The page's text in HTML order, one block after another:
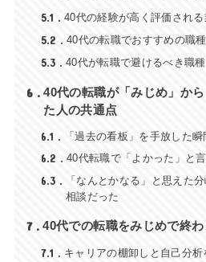
5.1 40代の経験が高く評価され
5.2 40代の転職でおすすめの職
5.3 40代が転職で避けるべき職
6
40代の転職が「みじめ」か
た人の共通点
6.1 「過去の看板」を手放した
6.2 40代転職で「よかった」と
6.3
「なんとかなる」と思えた
相談だった
7 40代での転職をみじめで終
7.1 キャリアの棚卸しと自己分析